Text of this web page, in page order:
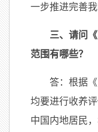
一步推进完善我
三、请问
范围有哪些？
答：根据
均要进行收养
中国内地居民